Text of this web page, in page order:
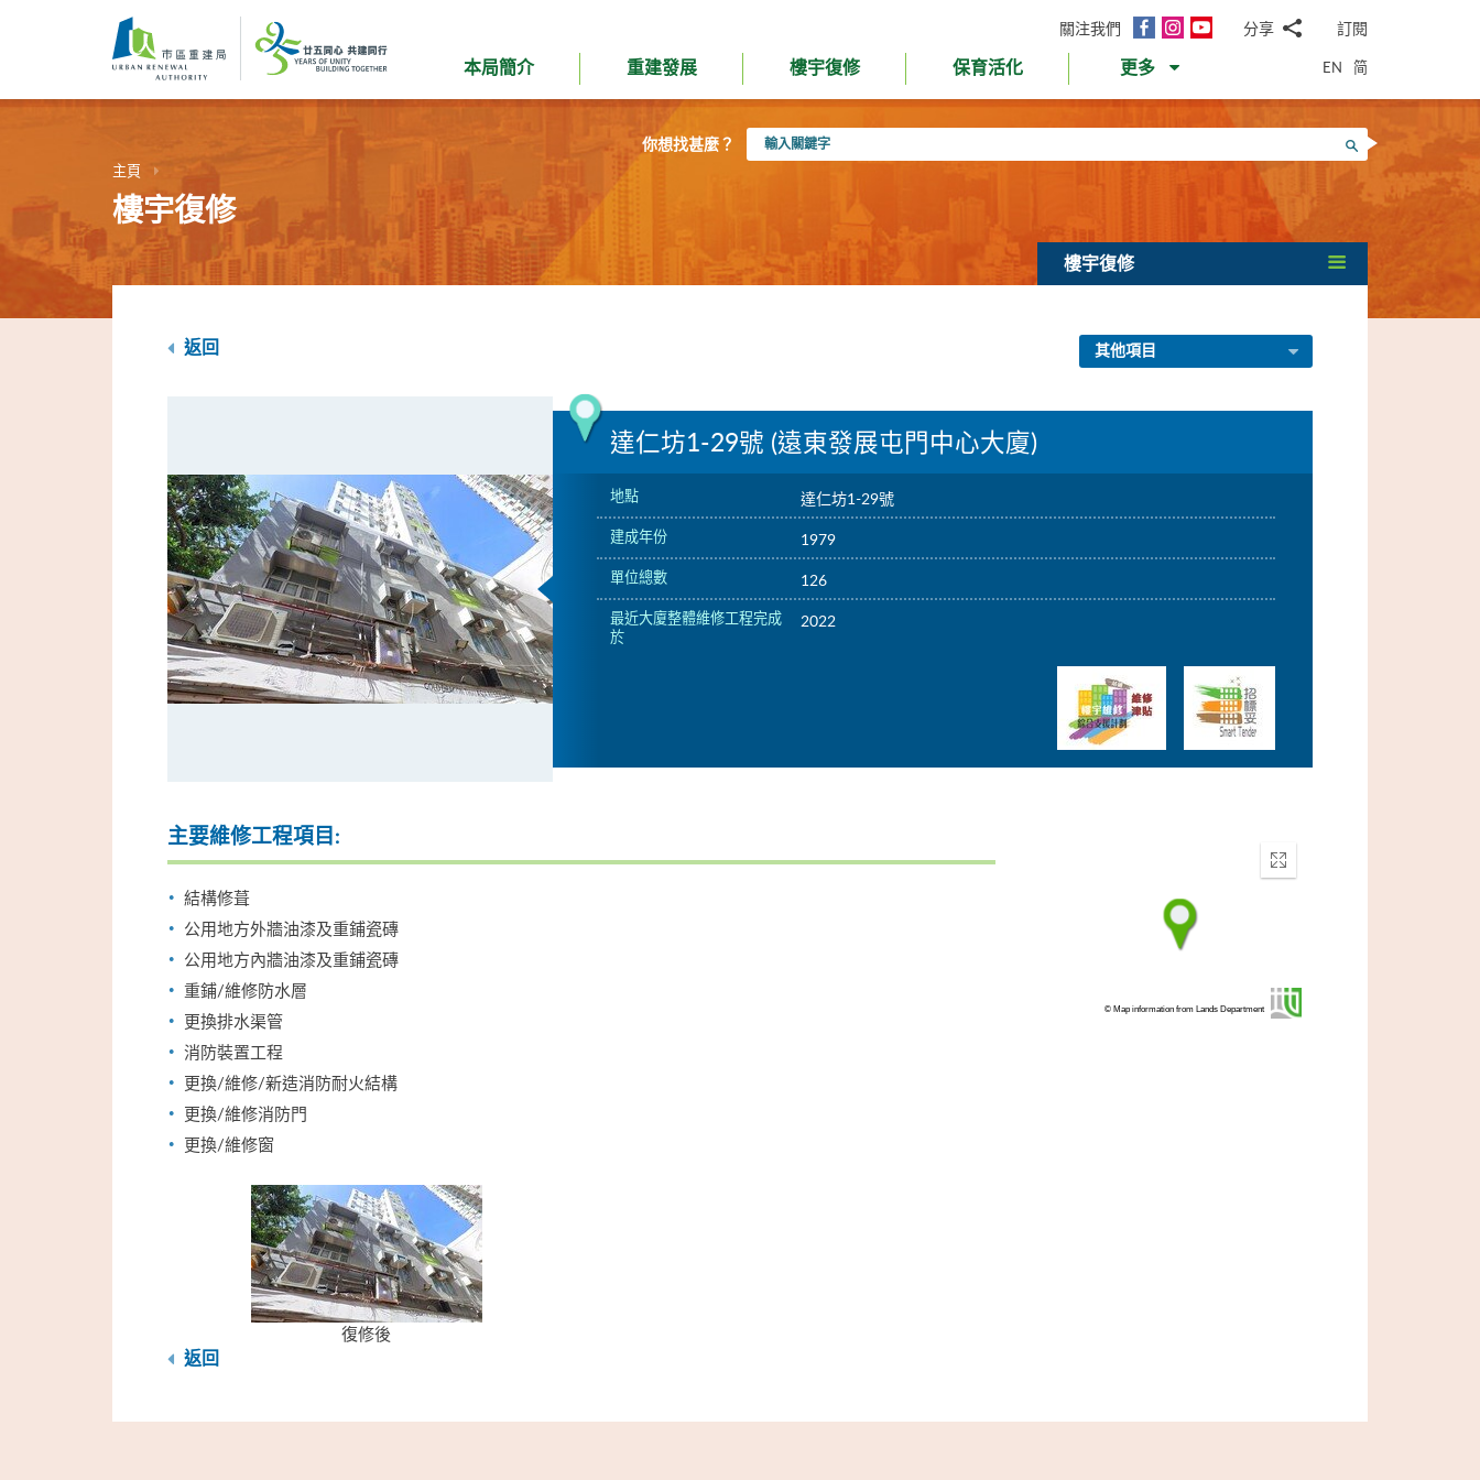
內
關注我們
面
InstagramYouTube分享
郵WhatsApp
微
信
面
書Twitter
LinkedIn
微
訂閱
本局簡介 重建發展 樓宇復修 保育活化 更多 EN 简
你想找甚麼？
入
搜尋
主頁
樓宇復修
樓宇復修
返回 其他項目
達仁坊1-29號 (遠東發展屯門中心大廈)
地點 達仁坊1-29號
建成年份 1979
單位總數 126
最近大廈整體維修工程完成
於
2022
主要維修工程項目:
結構修葺
公用地方外牆油漆及重鋪瓷磚
公用地方內牆油漆及重鋪瓷磚
重鋪/維修防水層
更換排水渠管
消防裝置工程
更換/維修/新造消防耐火結構
更換/維修消防門
更換/維修窗
復修後
Enter
fullscreen
© Map information from Lands Department
返回